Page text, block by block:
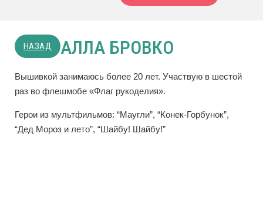
НАЗАД АЛЛА БРОВКО
Вышивкой занимаюсь более 20 лет. Участвую в шестой
раз во флешмобе «Флаг рукоделия».
Герои из мультфильмов: “Маугли”, “Конек-Горбунок”,
“Дед Мороз и лето”, “Шайбу! Шайбу!”